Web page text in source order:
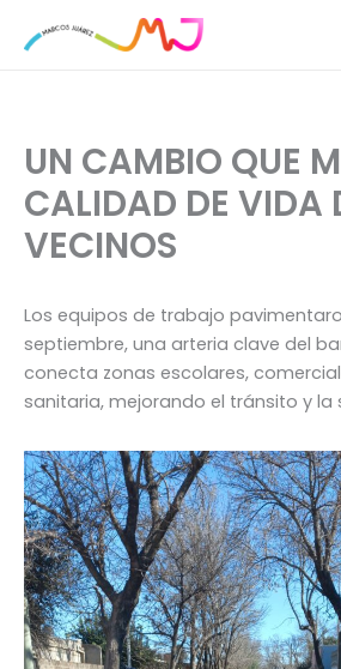
UN CAMBIO QUE
CALIDAD DE VIDA
VECINOS
Los equipos de trabajo
septiembre, una arteria clave del
conecta zonas escolares,
sanitaria, mejorando el tránsito y la